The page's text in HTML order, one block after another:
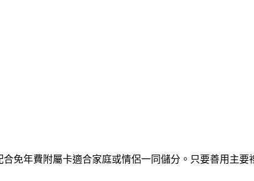
免年費附屬卡適合家庭或情侶一同儲分。只要善用主